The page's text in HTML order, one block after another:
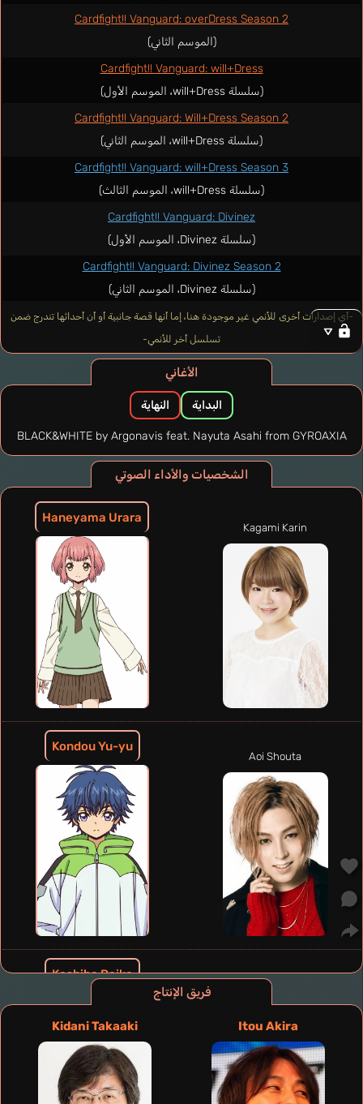
Cardfight!! Vanguard: overDress Season 2
(الموسم الثاني)
Cardfight!! Vanguard: will+Dress
(سلسلة will+Dress، الموسم الأول)
Cardfight!! Vanguard: Will+Dress Season 2
(سلسلة will+Dress، الموسم الثاني)
Cardfight!! Vanguard: will+Dress Season 3
(سلسلة will+Dress، الموسم الثالث)
Cardfight!! Vanguard: Divinez
(سلسلة Divinez، الموسم الأول)
Cardfight!! Vanguard: Divinez Season 2
(سلسلة Divinez، الموسم الثاني)
-أي إصدارات أخرى للأنمي غير موجودة هنا، إما أنها قصة جانبية أو أن أحداثها تندرج ضمن
تسلسل أخر للأنمي-
فريق الإنتاج
Itou Akira
Kidani Takaaki
الأغاني
البداية النهاية
BLACK&WHITE by Argonavis feat. Nayuta Asahi from GYROAXIA
الشخصيات والأداء الصوتي
Haneyama Urara
Kagami Karin
Kondou Yu-yu
Aoi Shouta
Koshiba Raika
Ogasawara Jin